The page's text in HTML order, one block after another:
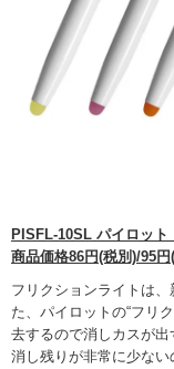
PISFL-10SL パイロッ
商品価格86円(税別)/95円
フリクションライトは
た、パイロットの“フリ
去するので消しカスが
消し残りが非常に少ない